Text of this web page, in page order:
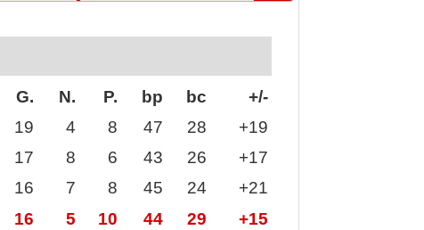
G. N. P. bp bc
+/-
19 4 8 47 28
+19
17 8 6 43 26
+17
16 7 8 45 24
+21
16 5 10 44 29
+15